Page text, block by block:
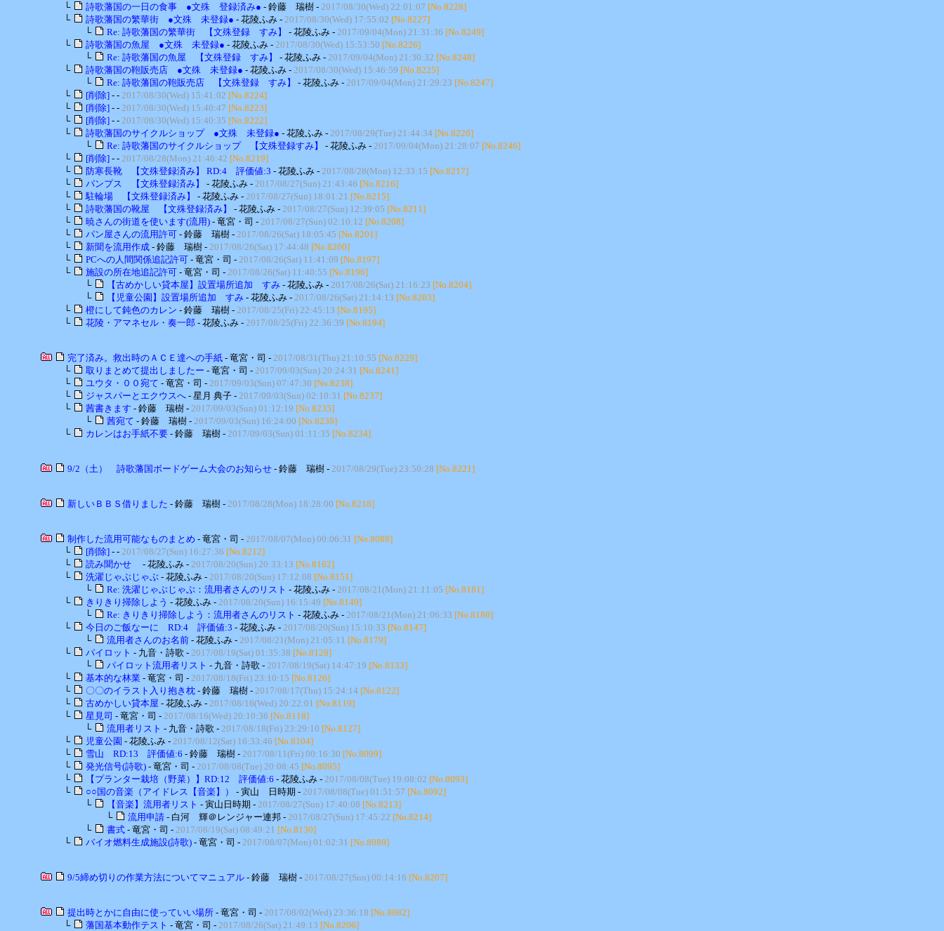
└
詩歌藩国の一日の食事 ●文殊 登録済み● - 鈴藤 瑞樹 - 2017/08/30(Wed) 22:01:07 [No.8228]
└
詩歌藩国の繁華街 ●文殊 未登録● - 花陵ふみ - 2017/08/30(Wed) 17:55:02 [No.8227]
└
Re: 詩歌藩国の繁華街 【文殊登録 すみ】 - 花陵ふみ - 2017/09/04(Mon) 21:31:36 [No.8249]
└
詩歌藩国の魚屋 ●文殊 未登録● - 花陵ふみ - 2017/08/30(Wed) 15:53:50 [No.8226]
└
Re: 詩歌藩国の魚屋 【文殊登録 すみ】 - 花陵ふみ - 2017/09/04(Mon) 21:30:32 [No.8248]
└
詩歌藩国の鞄販売店 ●文殊 未登録● - 花陵ふみ - 2017/08/30(Wed) 15:46:59 [No.8225]
└
Re: 詩歌藩国の鞄販売店 【文殊登録 すみ】 - 花陵ふみ - 2017/09/04(Mon) 21:29:23 [No.8247]
└
[削除] - - 2017/08/30(Wed) 15:41:02 [No.8224]
└
[削除] - - 2017/08/30(Wed) 15:40:47 [No.8223]
└
[削除] - - 2017/08/30(Wed) 15:40:35 [No.8222]
└
詩歌藩国のサイクルショップ ●文殊 未登録● - 花陵ふみ - 2017/08/29(Tue) 21:44:34 [No.8220]
└
Re: 詩歌藩国のサイクルショップ 【文殊登録すみ】 - 花陵ふみ - 2017/09/04(Mon) 21:28:07 [No.8246]
└
[削除] - - 2017/08/28(Mon) 21:46:42 [No.8219]
└
防寒長靴 【文殊登録済み】 RD:4 評価値:3 - 花陵ふみ - 2017/08/28(Mon) 12:33:15 [No.8217]
└
パンプス 【文殊登録済み】 - 花陵ふみ - 2017/08/27(Sun) 21:43:46 [No.8216]
└
駐輪場 【文殊登録済み】 - 花陵ふみ - 2017/08/27(Sun) 18:01:21 [No.8215]
└
詩歌藩国の靴屋 【文殊登録済み】 - 花陵ふみ - 2017/08/27(Sun) 12:39:05 [No.8211]
└
暁さんの街道を使います(流用) - 竜宮・司 - 2017/08/27(Sun) 02:10:12 [No.8208]
└
パン屋さんの流用許可 - 鈴藤 瑞樹 - 2017/08/26(Sat) 18:05:45 [No.8201]
└
新聞を流用作成 - 鈴藤 瑞樹 - 2017/08/26(Sat) 17:44:48 [No.8200]
└
PCへの人間関係追記許可 - 竜宮・司 - 2017/08/26(Sat) 11:41:09 [No.8197]
└
施設の所在地追記許可 - 竜宮・司 - 2017/08/26(Sat) 11:40:55 [No.8196]
└
【古めかしい貸本屋】設置場所追加 すみ - 花陵ふみ - 2017/08/26(Sat) 21:16:23 [No.8204]
└
【児童公園】設置場所追加 すみ - 花陵ふみ - 2017/08/26(Sat) 21:14:13 [No.8203]
└
橙にして鈍色のカレン - 鈴藤 瑞樹 - 2017/08/25(Fri) 22:45:13 [No.8195]
└
花陵・アマネセル・奏一郎 - 花陵ふみ - 2017/08/25(Fri) 22:36:39 [No.8194]
完了済み。救出時のＡＣＥ達への手紙 - 竜宮・司 - 2017/08/31(Thu) 21:10:55 [No.8229]
└
取りまとめて提出しましたー - 竜宮・司 - 2017/09/03(Sun) 20:24:31 [No.8241]
└
ユウタ・００宛て - 竜宮・司 - 2017/09/03(Sun) 07:47:30 [No.8238]
└
ジャスパーとエクウスへ - 星月 典子 - 2017/09/03(Sun) 02:10:31 [No.8237]
└
茜書きます - 鈴藤 瑞樹 - 2017/09/03(Sun) 01:12:19 [No.8235]
└
茜宛て - 鈴藤 瑞樹 - 2017/09/03(Sun) 16:24:00 [No.8239]
└
カレンはお手紙不要 - 鈴藤 瑞樹 - 2017/09/03(Sun) 01:11:35 [No.8234]
9/2（土） 詩歌藩国ボードゲーム大会のお知らせ - 鈴藤 瑞樹 - 2017/08/29(Tue) 23:50:28 [No.8221]
新しいＢＢＳ借りました - 鈴藤 瑞樹 - 2017/08/28(Mon) 18:28:00 [No.8218]
制作した流用可能なものまとめ - 竜宮・司 - 2017/08/07(Mon) 00:06:31 [No.8088]
└
[削除] - - 2017/08/27(Sun) 16:27:36 [No.8212]
└
読み聞かせ - 花陵ふみ - 2017/08/20(Sun) 20:33:13 [No.8162]
└
洗濯じゃぶじゃぶ - 花陵ふみ - 2017/08/20(Sun) 17:12:08 [No.8151]
└
Re: 洗濯じゃぶじゃぶ：流用者さんのリスト - 花陵ふみ - 2017/08/21(Mon) 21:11:05 [No.8181]
└
きりきり掃除しよう - 花陵ふみ - 2017/08/20(Sun) 16:15:49 [No.8149]
└
Re: きりきり掃除しよう：流用者さんのリスト - 花陵ふみ - 2017/08/21(Mon) 21:06:33 [No.8180]
└
今日のご飯なーに RD:4 評価値:3 - 花陵ふみ - 2017/08/20(Sun) 15:10:33 [No.8147]
└
流用者さんのお名前 - 花陵ふみ - 2017/08/21(Mon) 21:05:11 [No.8179]
└
パイロット - 九音・詩歌 - 2017/08/19(Sat) 01:35:38 [No.8128]
└
パイロット流用者リスト - 九音・詩歌 - 2017/08/19(Sat) 14:47:19 [No.8133]
└
基本的な林業 - 竜宮・司 - 2017/08/18(Fri) 23:10:15 [No.8126]
└
〇〇のイラスト入り抱き枕 - 鈴藤 瑞樹 - 2017/08/17(Thu) 15:24:14 [No.8122]
└
古めかしい貸本屋 - 花陵ふみ - 2017/08/16(Wed) 20:22:01 [No.8119]
└
星見司 - 竜宮・司 - 2017/08/16(Wed) 20:10:36 [No.8118]
└
流用者リスト - 九音・詩歌 - 2017/08/18(Fri) 23:29:10 [No.8127]
└
児童公園 - 花陵ふみ - 2017/08/12(Sat) 16:33:46 [No.8104]
└
雪山 RD:13 評価値:6 - 鈴藤 瑞樹 - 2017/08/11(Fri) 00:16:30 [No.8099]
└
発光信号(詩歌) - 竜宮・司 - 2017/08/08(Tue) 20:08:45 [No.8095]
└
【プランター栽培（野菜）】RD:12 評価値:6 - 花陵ふみ - 2017/08/08(Tue) 19:08:02 [No.8093]
└
○○国の音楽（アイドレス【音楽】） - 寅山 日時期 - 2017/08/08(Tue) 01:51:57 [No.8092]
└
【音楽】流用者リスト - 寅山日時期 - 2017/08/27(Sun) 17:40:08 [No.8213]
└
流用申請 - 白河 輝＠レンジャー連邦 - 2017/08/27(Sun) 17:45:22 [No.8214]
└
書式 - 竜宮・司 - 2017/08/19(Sat) 08:49:21 [No.8130]
└
バイオ燃料生成施設(詩歌) - 竜宮・司 - 2017/08/07(Mon) 01:02:31 [No.8089]
9/5締め切りの作業方法についてマニュアル - 鈴藤 瑞樹 - 2017/08/27(Sun) 00:14:16 [No.8207]
提出時とかに自由に使っていい場所 - 竜宮・司 - 2017/08/02(Wed) 23:36:18 [No.8082]
└
藩国基本動作テスト - 竜宮・司 - 2017/08/26(Sat) 21:49:13 [No.8206]